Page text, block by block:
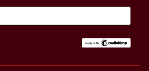
dans le pays, cumulant plus de 1000
Pour leur part, les compagnies pétrogazières